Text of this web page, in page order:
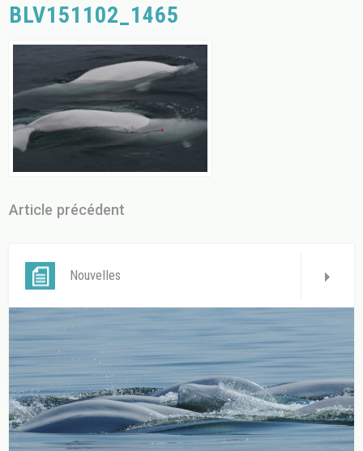
BLV151102_1465
Article précédent
Nouvelles